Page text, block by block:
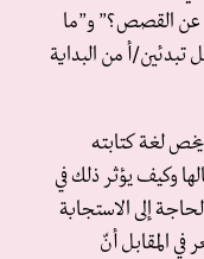
عن القصص؟” و”ما
تبدئين/أ من البداية
لغة كتابته
وكيف يؤثر ذلك في
إلى الاستجابة
في المقابل أنّ